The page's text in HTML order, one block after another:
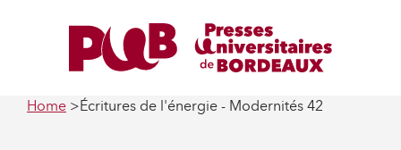
Home Écritures de l'énergie - Modernités 42